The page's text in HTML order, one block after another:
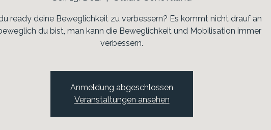
ready deine Beweglichkeit zu verbessern? Es kommt nicht drauf an
du bist, man kann die Beweglichkeit und Mobilisation immer
verbessern.
Anmeldung abgeschlossen
Veranstaltungen ansehen